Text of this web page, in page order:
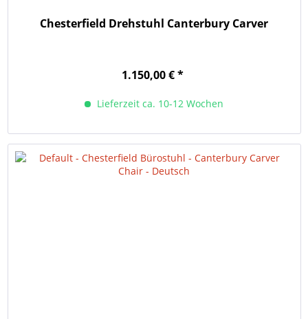
Chesterfield Drehstuhl Canterbury Carver
1.150,00 € *
Lieferzeit ca. 10-12 Wochen